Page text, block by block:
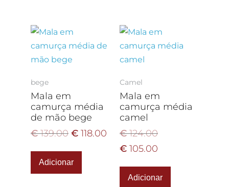
bege
Mala em
camurça média
de mão bege
€139.00 € 118.00
Adicionar
Camel
Mala em
camurça média
camel
€124.00
€ 105.00
Adicionar